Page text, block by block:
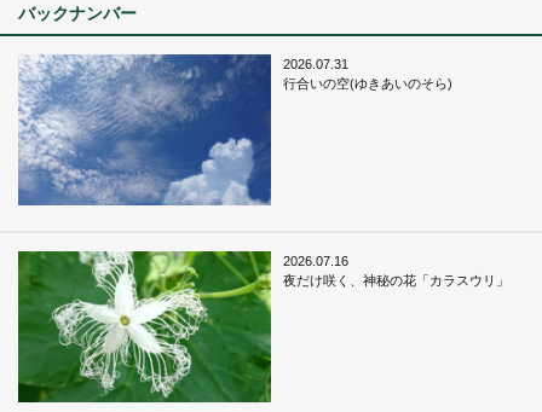
バックナンバー
2026.07.31
行合いの空(ゆきあいのそら)
2026.07.16
夜だけ咲く、神秘の花「カラスウリ」